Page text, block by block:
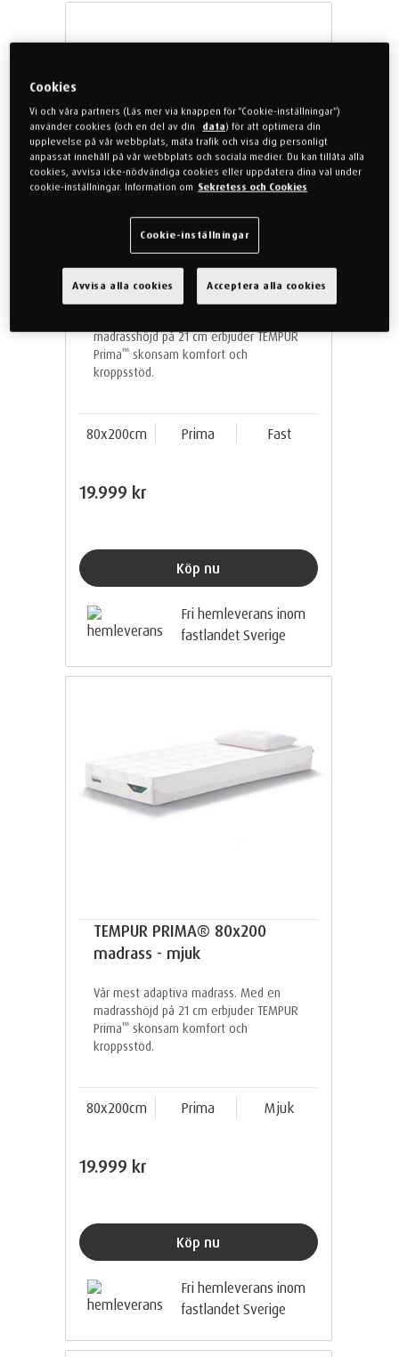
TEMPUR PRIMA® 80x200
madrass - fast
madrasshöjd på 21 cm erbjuder TEMPUR
Prima™skonsam komfort och
kroppsstöd.
80x200cm Prima Fast
19.999 kr
Köp nu
Fri hemleverans inom
fastlandet Sverige
TEMPUR PRIMA® 80x200
madrass - mjuk
Vår mest adaptiva madrass. Med en
madrasshöjd på 21 cm erbjuder TEMPUR
Prima™skonsam komfort och
kroppsstöd.
80x200cm Prima Mjuk
19.999 kr
Köp nu
Fri hemleverans inom
fastlandet Sverige
Cookies
Vi och våra partners (Läs mer via knappen för "Cookie-inställningar")
använder cookies (och en del av din
data) för att optimera din
upplevelse på vår webbplats, mäta trafik och visa dig personligt
anpassat innehåll på vår webbplats och sociala medier. Du kan tillåta alla
cookies, avvisa icke-nödvändiga cookies eller uppdatera dina val under
cookie-inställningar. Information om Sekretess och Cookies
Cookie-inställningar
Avvisa alla cookies Acceptera alla cookies